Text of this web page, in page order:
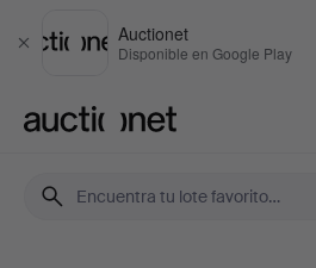
Cerrar
Auctionet
Disponible en Google Play